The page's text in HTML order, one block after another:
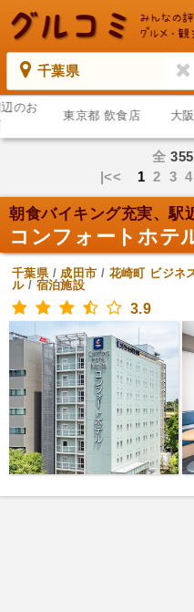
千葉県
のお
東京都 飲食店 大
全355
|<< 12 3 4
朝食バイキング充実、駅
コンフォートホテ
千葉県/成田市 / 花崎町 ビジネ
ル/ 宿泊施設
3.9